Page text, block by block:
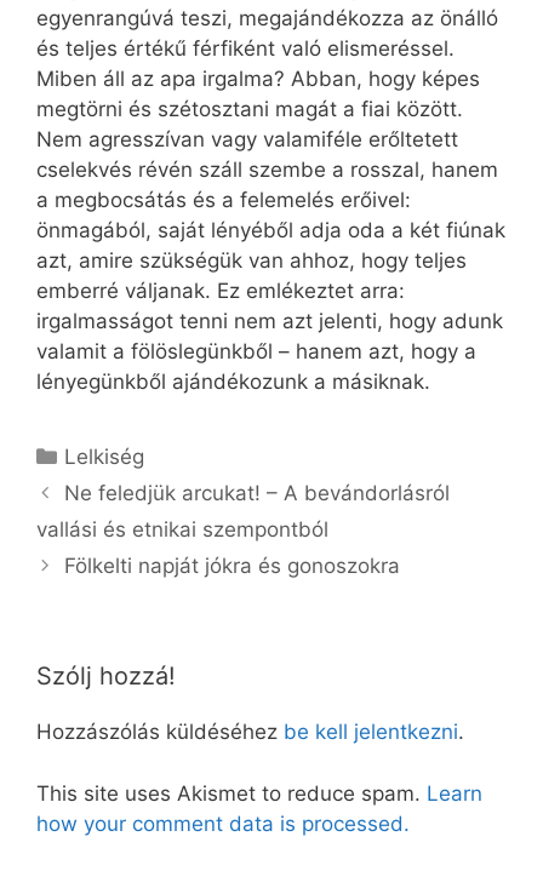
egyenrangúvá teszi, megajándékozza az önálló
és teljes értékű férfiként való elismeréssel.
Miben áll az apa irgalma? Abban, hogy képes
megtörni és szétosztani magát a fiai között.
Nem agresszívan vagy valamiféle erőltetett
cselekvés révén száll szembe a rosszal, hanem
a megbocsátás és a felemelés erőivel:
önmagából, saját lényéből adja oda a két fiúnak
azt, amire szükségük van ahhoz, hogy teljes
emberré váljanak. Ez emlékeztet arra:
irgalmasságot tenni nem azt jelenti, hogy adunk
valamit a fölöslegünkből – hanem azt, hogy a
lényegünkből ajándékozunk a másiknak.
Kategória
Lelkiség
Ne feledjük arcukat! – A bevándorlásról
vallási és etnikai szempontból
Fölkelti napját jókra és gonoszokra
Szólj hozzá!
Hozzászólás küldéséhez be kell jelentkezni.
This site uses Akismet to reduce spam. Learn
how your comment data is processed.